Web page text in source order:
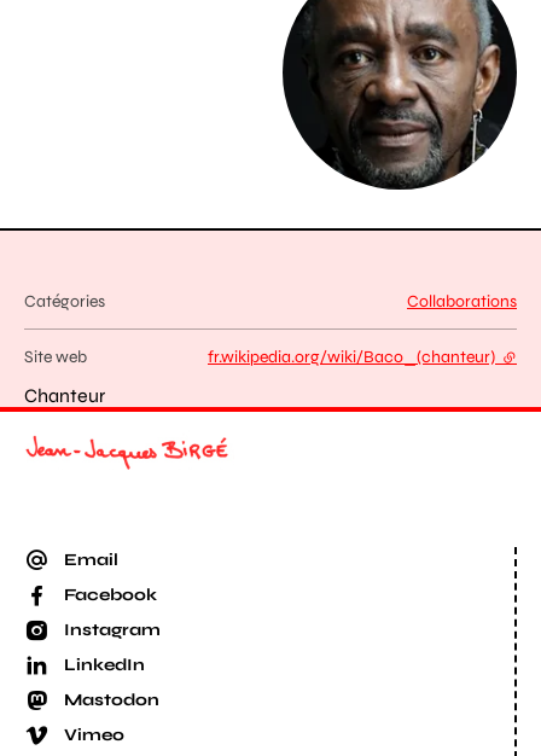
Catégories Collaborations
Site web fr.wikipedia.org/wiki/Baco_(chanteur) -
Chanteur
Email
Facebook
Instagram
LinkedIn
Mastodon
Vimeo